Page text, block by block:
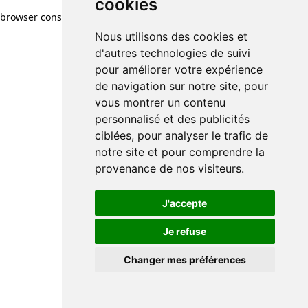
cookies
Nous utilisons des cookies et
d'autres technologies de suivi
pour améliorer votre expérience
de navigation sur notre site, pour
vous montrer un contenu
personnalisé et des publicités
ciblées, pour analyser le trafic de
notre site et pour comprendre la
provenance de nos visiteurs.
J'accepte
Je refuse
Changer mes préférences
browser console for more information)